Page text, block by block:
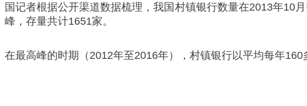
国记者根据公开渠道数据梳理，我国村镇银行数量在2013年10
峰，存量共计1651家。
在最高峰的时期（2012年至2016年），村镇银行以平均每年